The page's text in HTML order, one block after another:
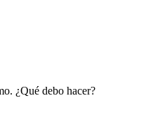
¿Qué debo hacer?